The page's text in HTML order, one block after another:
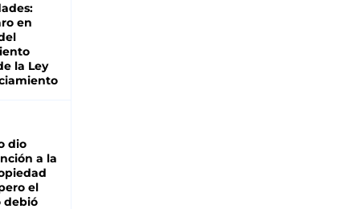
en
la Ley
dio
a la
el
debió